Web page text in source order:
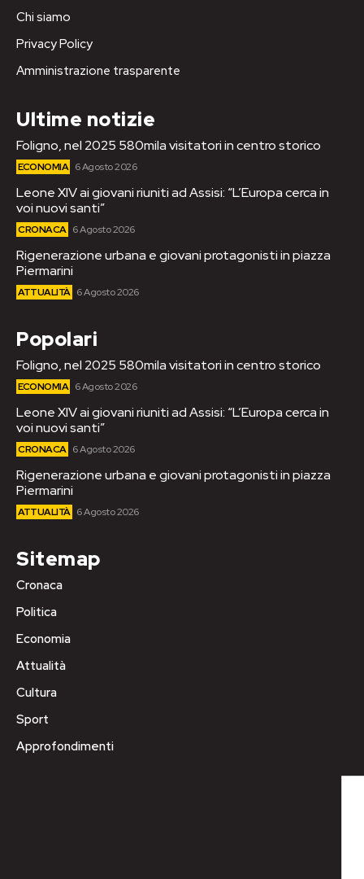
Chi siamo
Privacy Policy
Amministrazione trasparente
Ultime notizie
Foligno, nel 2025 580mila visitatori in centro storico
ECONOMIA 6 Agosto 2026
Leone XIV ai giovani riuniti ad Assisi: “L’Europa cerca in
voi nuovi santi”
CRONACA 6 Agosto 2026
Rigenerazione urbana e giovani protagonisti in piazza
Piermarini
ATTUALITÀ 6 Agosto 2026
Popolari
Foligno, nel 2025 580mila visitatori in centro storico
ECONOMIA 6 Agosto 2026
Leone XIV ai giovani riuniti ad Assisi: “L’Europa cerca in
voi nuovi santi”
CRONACA 6 Agosto 2026
Rigenerazione urbana e giovani protagonisti in piazza
Piermarini
ATTUALITÀ 6 Agosto 2026
Sitemap
Cronaca
Politica
Economia
Attualità
Cultura
Sport
Approfondimenti